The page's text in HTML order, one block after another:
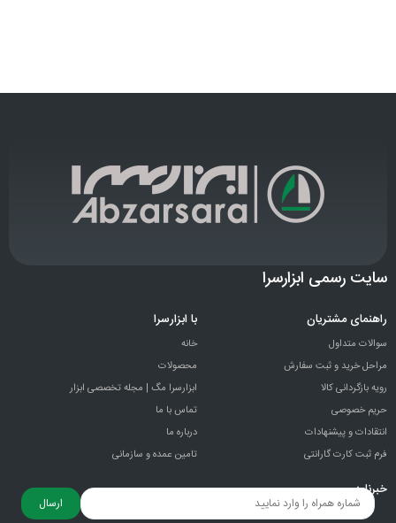
سایت رسمی ابزارسرا
راهنمای مشتریان
سوالات متداول
مراحل خرید و ثبت سفارش
رویه بازگردانی کالا
حریم خصوصی
انتقادات و پيشنهادات
فرم ثبت کارت گارانتی
با ابزارسرا
خانه
محصولات
ابزارسرا مگ | مجله تخصصی ابزار
تماس با ما
درباره ما
تامین عمده و سازمانی
خبرنامه
ارسال